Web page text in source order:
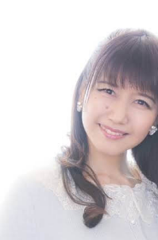
トへの探究心を改めて再
真鍋大度＋岡村靖幸
そこからDJは日本の電子
ジに上がるや否や、空気
変え、アルバム『
プリングした音源などを
プさせる幻想的な世界を
20250218_Sunahara_Yoshinori.jpg
■『文化放送ライオンズ
ー放送スタート
放送日時:毎週火～金曜
長午後9時30分まで）
解 説：
東尾修、山崎裕之、松沼
辻発彦、渡辺久信、荒木大
＜44年目の『文化放送ラ
ンドたちがさらに解説に
1982年の放送開始以来、
送ライオンズナイター』
オンズ 叫べ！文化放送
王座奪回を目指す埼玉西
くパ・リーグの熱き闘いを
4月1日（火）よりレギュ
東尾修、山崎裕之、